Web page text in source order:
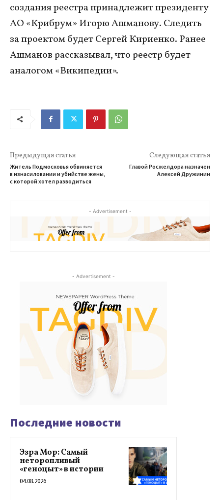
создания реестра принадлежит президенту
АО «Крибрум» Игорю Ашманову. Следить
за проектом будет Сергей Кириенко. Ранее
Ашманов рассказывал, что реестр будет
аналогом «Википедии».
Предыдущая статья
Житель Подмосковья обвиняется
в изнасиловании и убийстве жены,
с которой хотел разводиться
Следующая статья
Главой Росжелдора назначен
Алексей Дружинин
- Advertisement -
- Advertisement -
Последние новости
Эзра Мор: Самый
неторопливый
«геноцыт» в истории
04.08.2026